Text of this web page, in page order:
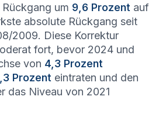
um 9,6 Prozent auf
absolute Rückgang seit
2009. Diese Korrektur
fort, bevor 2024 und
von 4,3 Prozent
Prozent eintraten und den
das Niveau von 2021